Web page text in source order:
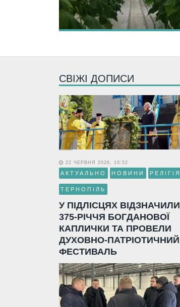
СВІЖІ ДОПИСИ
22 ЧЕРВНЯ 2026, 10:52
АКТУАЛЬНО НОВИНИ РЕЛІГІЯ
ТЕРНОПІЛЬ
У ПІДЛІСЦЯХ ВІДЗНАЧИЛИ
375-РІЧЧЯ БОГДАНОВОЇ
КАПЛИЧКИ ТА ПРОВЕЛИ
ДУХОВНО-ПАТРІОТИЧНИЙ
ФЕСТИВАЛЬ